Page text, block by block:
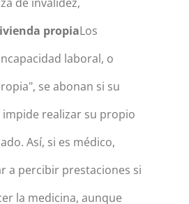
propiaLos
laboral, o
se abonan si su
realizar su propio
Así, si es médico,
a percibir prestaciones si
la medicina, aunque